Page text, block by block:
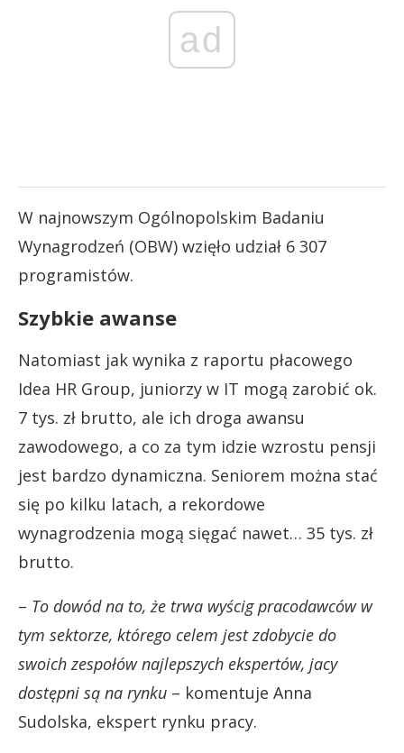
ad
W najnowszym Ogólnopolskim Badaniu
Wynagrodzeń (OBW) wzięło udział 6 307
programistów.
Szybkie awanse
Natomiast jak wynika z raportu płacowego
Idea HR Group, juniorzy w IT mogą zarobić ok.
7 tys. zł brutto, ale ich droga awansu
zawodowego, a co za tym idzie wzrostu pensji
jest bardzo dynamiczna. Seniorem można stać
się po kilku latach, a rekordowe
wynagrodzenia mogą sięgać nawet… 35 tys. zł
brutto.
– To dowód na to, że trwa wyścig pracodawców w
tym sektorze, którego celem jest zdobycie do
swoich zespołów najlepszych ekspertów, jacy
dostępni są na rynku – komentuje Anna
Sudolska, ekspert rynku pracy.